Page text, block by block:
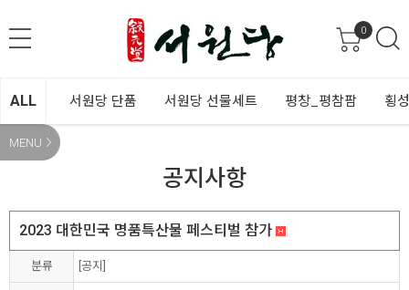
0
ALL 서원당 단품 서원당 선물세트 평창_평참팜 횡
MENU
공지사항
2023 대한민국 명품특산물 페스티벌 참가
분류 [공지]